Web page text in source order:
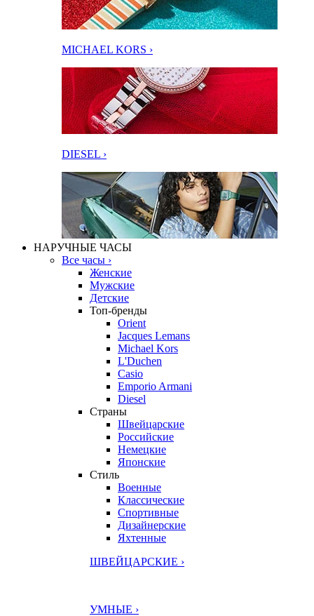
MICHAEL KORS ›
DIESEL ›
НАРУЧНЫЕ ЧАСЫ
Все часы ›
Женские
Мужские
Детские
Топ-бренды
Orient
Jacques Lemans
Michael Kors
L'Duchen
Casio
Emporio Armani
Diesel
Страны
Швейцарские
Российские
Немецкие
Японские
Стиль
Военные
Классические
Спортивные
Дизайнерские
Яхтенные
ШВЕЙЦАРСКИЕ ›
УМНЫЕ ›